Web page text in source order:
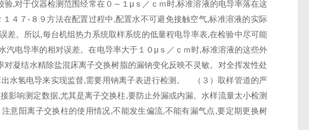
,对于仪器检测范围经常在０～１μｓ／ｃｍ时,标准溶液的电导率落在这
４７-８９方法在配置过程中,配置水不可避免接触空气,标准溶液的实际
差。所以,每台机组热力系统取样系统的低量程电导率表,在检验中尽可能
汽电导率的相对误差。在电导率大于１０μｓ／ｃｍ时,标准溶液的这些外
凝结水精除盐混床离子交换树脂的漏钠变化反映不灵敏。对全挥发性处
水氢电导来实现监督,需要用钠离子表进行检测。 （３）取样管道的严
影响测定数据,尤其是离子交换柱,要防止外漏或内漏。水样流量太小检测
意阳离子交换柱的使用情况,不能发生偏流,不能有漏气点,要定期更换树